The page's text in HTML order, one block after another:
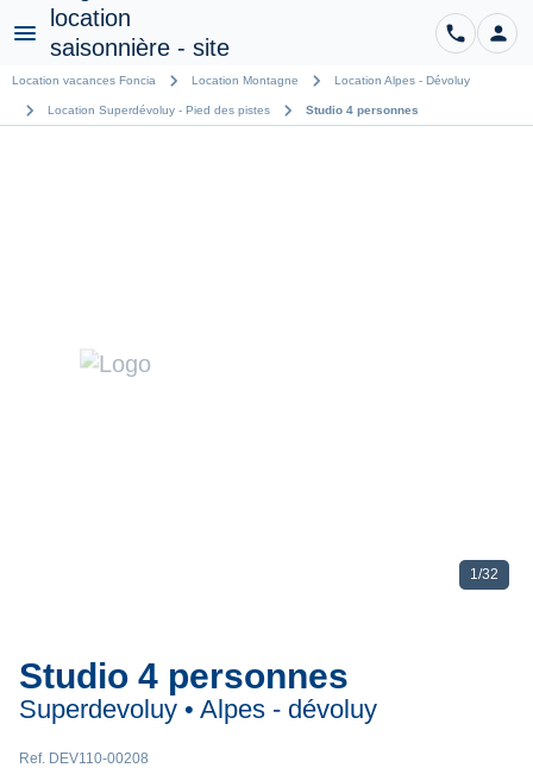
Menu phone person
Location vacances Foncia chevron_right Location Montagne chevron_right Location Alpes - Dévoluy
chevron_right Location Superdévoluy - Pied des pistes chevron_right Studio 4 personnes
1/32
Studio 4 personnes
Superdevoluy • Alpes - dévoluy
Ref. DEV110-00208